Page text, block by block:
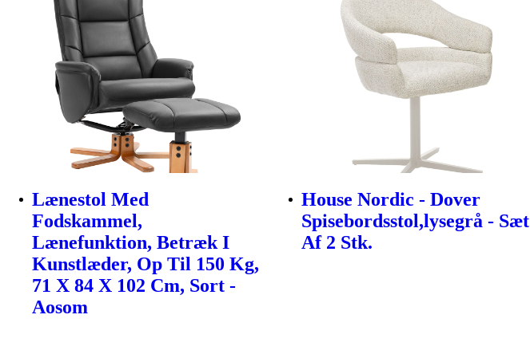
Lænestol Med
Fodskammel,
Lænefunktion, Betræk I
Kunstlæder, Op Til 150 Kg,
71 X 84 X 102 Cm, Sort -
Aosom
House Nordic - Dover
Spisebordsstol,lysegrå - Sæt
Af 2 Stk.